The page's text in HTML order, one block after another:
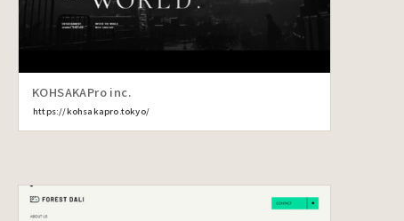
KOHSAKAPro inc.
https://kohsakapro.tokyo/